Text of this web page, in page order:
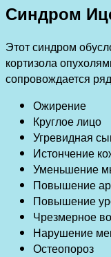
Синдром
Этот синдром
кортизола
сопровождается
Ожирение
Круглое лицо
Угревидная
Истончение
Уменьшение
Повышение
Повышение
Чрезмерное
Нарушение
Остеопороз